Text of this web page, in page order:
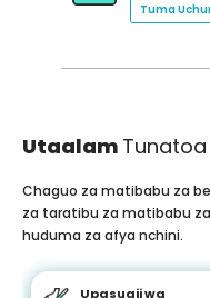
Tuma
Utaalam Tunatoa
Chaguo za matibabu za
za taratibu za matibabu
huduma za afya nchini.
Upasuaji wa